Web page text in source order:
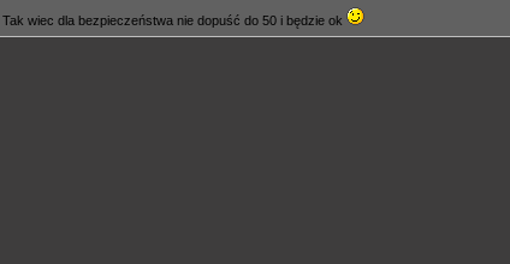
wiec dla bezpieczeństwa nie dopuść do 50 i będzie ok